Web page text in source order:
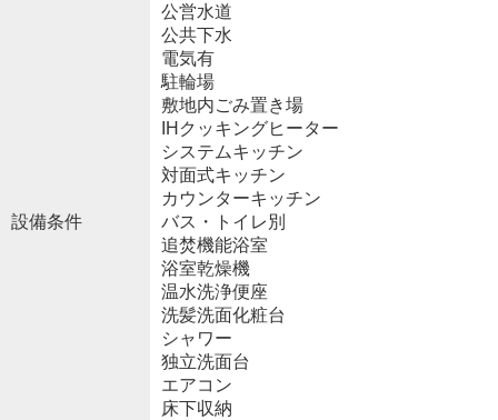
設備条件
公営水道
公共下水
電気有
駐輪場
敷地内ごみ置き場
IHクッキングヒーター
システムキッチン
対面式キッチン
カウンターキッチン
バス・トイレ別
追焚機能浴室
浴室乾燥機
温水洗浄便座
洗髪洗面化粧台
シャワー
独立洗面台
エアコン
床下収納